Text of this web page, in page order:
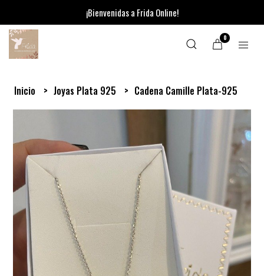
¡Bienvenidas a Frida Online!
0
Inicio Joyas Plata 925 Cadena Camille Plata-925